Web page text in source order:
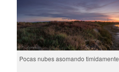
Pocas nubes asomando timidamente